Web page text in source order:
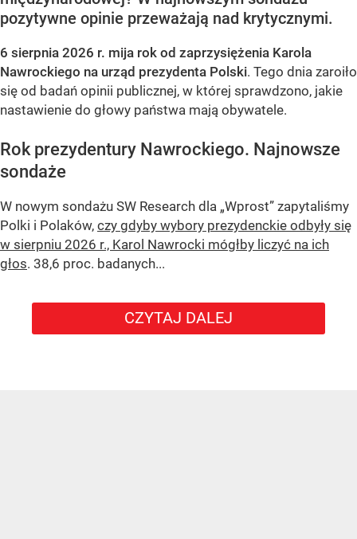
pozytywne opinie przeważają nad krytycznymi.
6 sierpnia 2026 r. mija rok od zaprzysiężenia Karola
Nawrockiego na urząd prezydenta Polski. Tego dnia zaroiło
się od badań opinii publicznej, w której sprawdzono, jakie
nastawienie do głowy państwa mają obywatele.
Rok prezydentury Nawrockiego. Najnowsze
sondaże
W nowym sondażu SW Research dla „Wprost” zapytaliśmy
Polki i Polaków, czy gdyby wybory prezydenckie odbyły się
w sierpniu 2026 r., Karol Nawrocki mógłby liczyć na ich
głos. 38,6 proc. badanych...
CZYTAJ DALEJ